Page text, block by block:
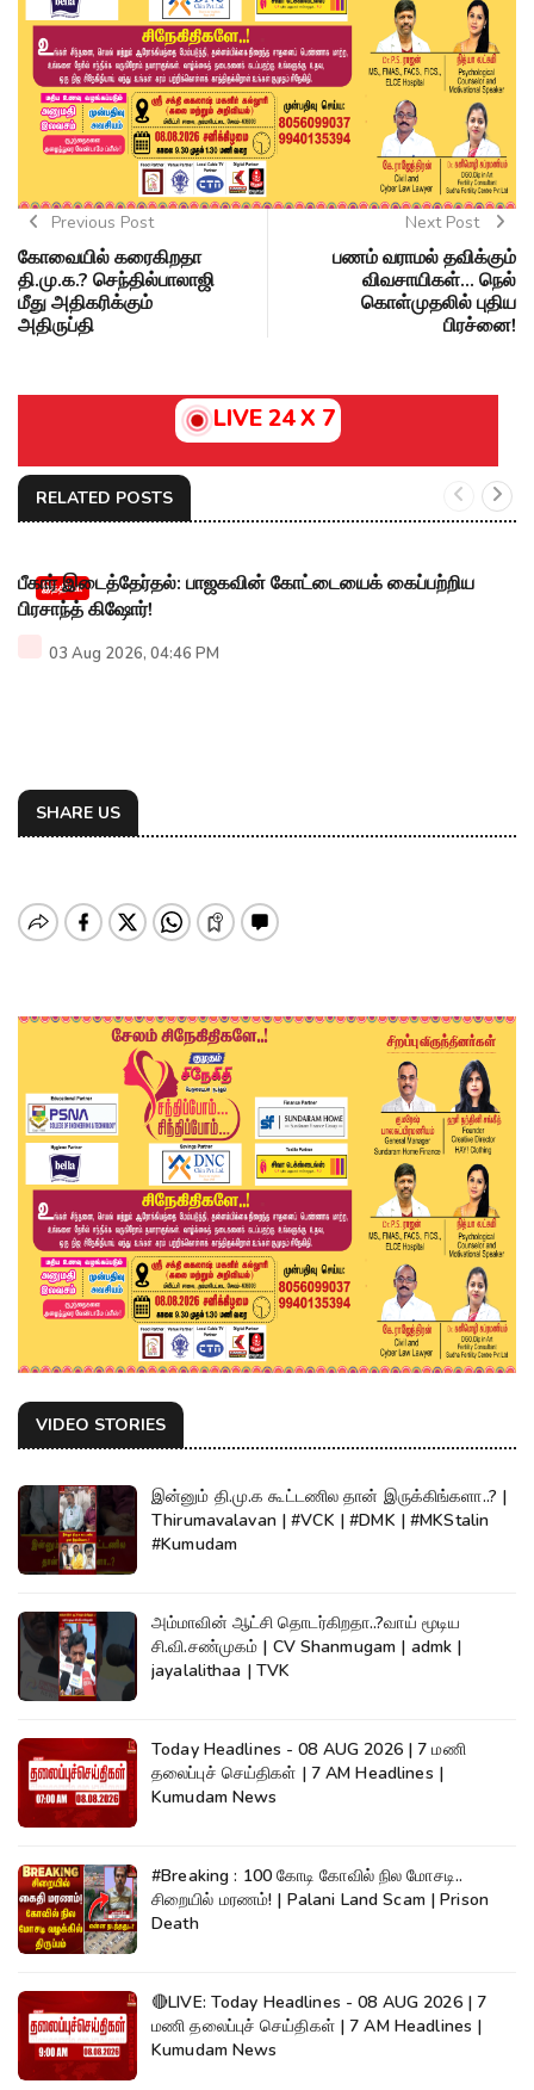
Previous Post
கோவையில் கரைகிறதா
தி.மு.க.? செந்தில்பாலாஜி
மீது அதிகரிக்கும்
அதிருப்தி
Next Post
பணம் வராமல் தவிக்கும்
விவசாயிகள்... நெல்
கொள்முதலில் புதிய
பிரச்னை!
LIVE 24 X 7
RELATED POSTS
இந்தியா
பீகார் இடைத்தேர்தல்: பாஜகவின் கோட்டையைக் கைப்பற்றிய
பிரசாந்த் கிஷோர்!
03 Aug 2026, 04:46 PM
SHARE US
VIDEO STORIES
இன்னும் தி.மு.க கூட்டணில தான் இருக்கிங்களா..? |
Thirumavalavan | #VCK | #DMK | #MKStalin
#Kumudam
அம்மாவின் ஆட்சி தொடர்கிறதா..?வாய் மூடிய
சி.வி.சண்முகம் | CV Shanmugam | admk |
jayalalithaa | TVK
Today Headlines - 08 AUG 2026 | 7 மணி
தலைப்புச் செய்திகள் | 7 AM Headlines |
Kumudam News
#Breaking : 100 கோடி கோவில் நில மோசடி..
சிறையில் மரணம்! | Palani Land Scam | Prison
Death
🔴LIVE: Today Headlines - 08 AUG 2026 | 7
மணி தலைப்புச் செய்திகள் | 7 AM Headlines |
Kumudam News